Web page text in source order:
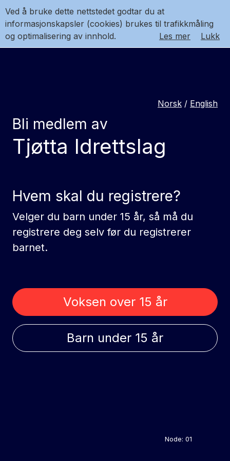
Ved å bruke dette nettstedet godtar du at
informasjonskapsler (cookies) brukes til trafikkmåling
og optimalisering av innhold.
Lukk
Les mer
Norsk / English
Bli medlem av
Tjøtta Idrettslag
Hvem skal du registrere?
Velger du barn under 15 år, så må du
registrere deg selv før du registrerer
barnet.
Voksen over 15 år
Barn under 15 år
Node: 01